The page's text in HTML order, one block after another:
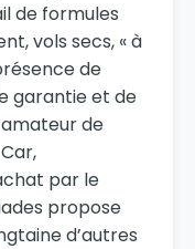
de formules
vols secs, « à
de
garantie et de
de
par le
propose
d’autres